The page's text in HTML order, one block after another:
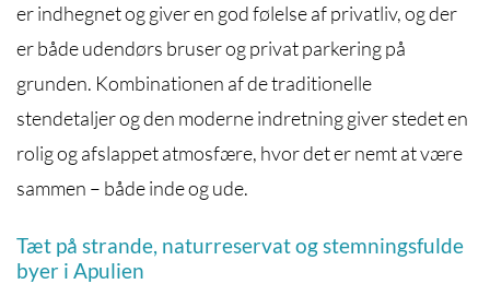
er indhegnet og giver en god følelse af privatliv, og der
er både udendørs bruser og privat parkering på
grunden. Kombinationen af de traditionelle
stendetaljer og den moderne indretning giver stedet en
rolig og afslappet atmosfære, hvor det er nemt at være
sammen – både inde og ude.
Tæt på strande, naturreservat og stemningsfulde
byer i Apulien